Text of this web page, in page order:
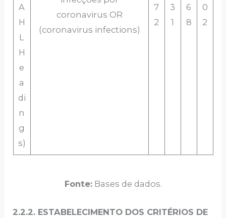
A
H
L
H
e
a
di
n
g
s)
coronavirus OR
(coronavirus infections)
7
2
3
1
6
8
0
2
Fonte:Bases de dados.
2.2.2. ESTABELECIMENTO DOS CRITÉRIOS DE